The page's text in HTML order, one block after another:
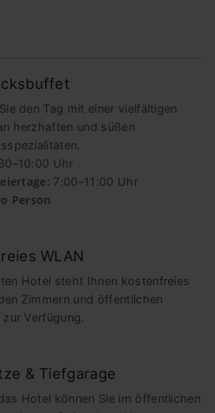
den Tag mit einer vielfältigen
herzhaften und süßen
Uhr
7:00–11:00 Uhr
Person
WLAN
Hotel steht Ihnen kostenfreies
Zimmern und öffentlichen
zur Verfügung.
& Tiefgarage
Hotel können Sie im öffentlichen